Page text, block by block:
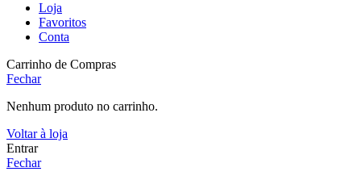
Loja
Favoritos
Conta
Carrinho de Compras
Fechar
Nenhum produto no carrinho.
Voltar à loja
Entrar
Fechar